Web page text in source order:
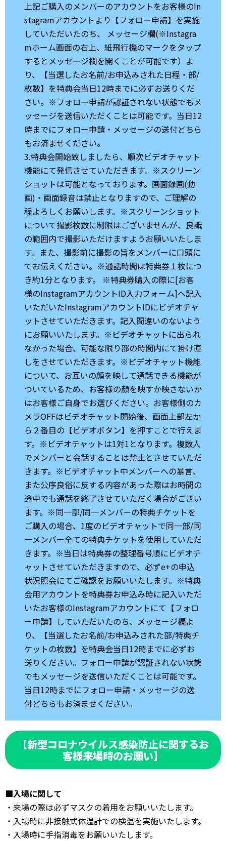
上記ご購入のメンバーのアカウントをお客様のIn
stagramアカウントより【フォロー申請】を実施
していただいたのち、 メッセージ欄(※Instagra
mホーム画面の右上、紙飛行機のマークをタップ
するとメッセージ欄を開くことが可能です）よ
り、【当選したお名前/お申込みされた日程・部/
枚数】を特典会当日12時までに必ずお送りくだ
さい。※フォロー申請が認証されない状態でもメ
ッセージを送信いただくことは可能です。当日12
時までにフォロー申請・メッセージの送付どちら
もお済ませください。
3.特典会開始致しましたら、順次ビデオチャット
機能にて発信させていただきます。※スクリーン
ショットは可能となっております。画面録画(動
画)・画面録音は禁止となりますので、ご理解の
程よろしくお願いします。※スクリーンショット
について撮影枚数に制限はございませんが、良識
の範囲内で撮影いただけますようお願いいたしま
す。また、撮影前に撮影の旨をメンバーに口頭に
てお伝えください。※通話時間は特典券１枚につ
き約1分となります。 ※特典券購入の際に[お客
様のInstagramアカウントID入力フォーム]へ記入
いただいたInstagramアカウントIDにビデオチャ
ットさせていただきます。記入間違いのないよう
にお願いいたします。※ビデオチャットに出られ
なかった場合、可能な限り部の時間内にて掛け直
しをさせていただきます。※ビデオチャット機能
について、お互いの顔を映して通話できる機能が
ついているため、お客様の顏を映すか映さないか
はお客様ご自身でお選びください。お客様側のカ
メラOFFはビデオチャット開始後、画面上部左か
ら２番目の【ビデオボタン】を押すことで行えま
す。※ビデオチャットは1対1となります。複数人
でメンバーと会話することは禁止とさせていただ
きます。※ビデオチャット中メンバーへの暴言、
また公序良俗に反する内容があった際はお時間の
途中でも通話を終了させていただく場合がござい
ます。※同一部/同一メンバーの特典チケットを
ご購入の場合、1度のビデオチャットで同一部/同
一メンバー全ての特典チケットを使用していただ
きます。※当日は特典券の整理番号順にビデオチ
ャットさせていただきますので、必ずe+の申込
状況照会にてご確認をお願いいたします。※特典
会用アカウントを特典券お申込み時に記入いただ
いたお客様のInstagramアカウントにて【フォロ
ー申請】していただいたのち、メッセージ欄よ
り、【当選したお名前/お申込みされた部/特典チ
ケットの枚数】を特典会当日12時までに必ずお
送りください。フォロー申請が認証されない状態
でもメッセージを送信いただくことは可能です。
当日12時までにフォロー申請・メッセージの送
付どちらもお済ませください。
【新型コロナウイルス感染防止に関するお
客様来場時のお願い】
■入場に関して
・来場の際は必ずマスクの着用をお願いいたします。
・入場時に非接触式体温計での検温を実施いたします。
・入場時に手指消毒をお願いいたします。